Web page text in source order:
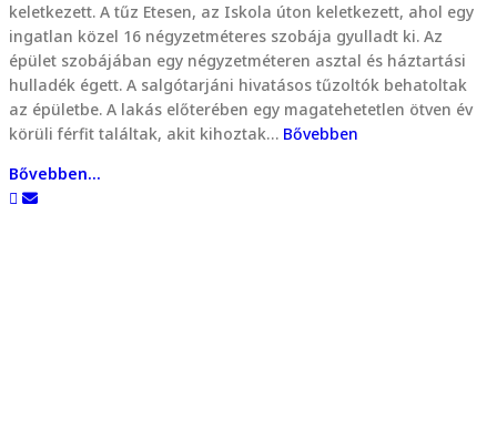
keletkezett. A tűz Etesen, az Iskola úton keletkezett, ahol egy
ingatlan közel 16 négyzetméteres szobája gyulladt ki. Az
épület szobájában egy négyzetméteren asztal és háztartási
hulladék égett. A salgótarjáni hivatásos tűzoltók behatoltak
az épületbe. A lakás előterében egy magatehetetlen ötven év
körüli férfit találtak, akit kihoztak… Bővebben
Bővebben...